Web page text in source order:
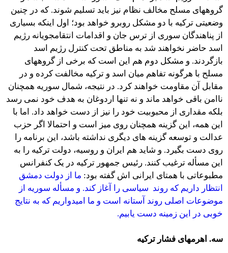
گروههای مسلح مخالف نظام نیز باید تسلیم شوند. که در چنین
وضعیتی ترکیه با دو مشکل روبرو خواهد بود؛ اول اینکه بسیاری
از پناهندگان سوری از ترس جان و اقدامات انتقامجویانه رژیم
اسد حاضر نخواهند شد به مناطق تحت کنترل رژیم اسد
بازگردند. و مشکل دوم هم این است که برخی از گروههای
مسلح با هرگونه تفاهم میان اسد و ترکیه مخالفت کرده و در
مقابل آن مقاومت خواهند کرد. در نتیجه، شمال سوریه همچنان
ناامن باقی خواهد ماند و نه تنها اردوغان به هدف خود نمی رسد
بلکه مقداری از محبوبیت خود را نیز از دست خواهد داد. اما با
این همه، این گزینه همچنان روی میز است و احتمالا اگر حزب
عدالت و توسعه گزینه های دیگری نداشته باشد، این برنامه را
روی دست بگیرد. و شاید هم ایران و روسیه، دولت ترکیه را به
این مسأله ترغیب کنند. رئیس جمهور ترکیه در یک کنفرانس
مطبوعاتی با همتای ایرانی اش گفته بود: ما از دولت دمشق
انتظار داریم که روند سیاسی را آغاز کند. و مسأله سوریه از
موضوعات اصلی روند آستانه است و ما امیدواریم که به نتایج
خوبی در این زمینه دست یابیم.
سه. اهرمهای فشار ترکیه